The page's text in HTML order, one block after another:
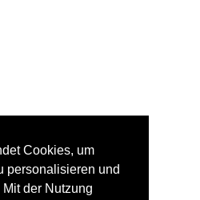
Cookies, um
personalisieren und
der Nutzung